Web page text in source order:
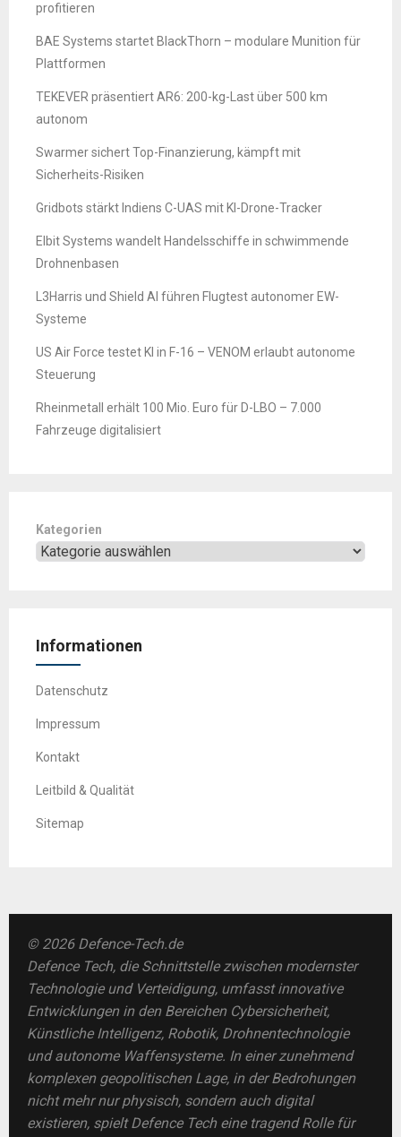
profitieren
BAE Systems startet BlackThorn – modulare Munition für
Plattformen
TEKEVER präsentiert AR6: 200-kg-Last über 500 km
autonom
Swarmer sichert Top-Finanzierung, kämpft mit
Sicherheits-Risiken
Gridbots stärkt Indiens C-UAS mit KI-Drone-Tracker
Elbit Systems wandelt Handelsschiffe in schwimmende
Drohnenbasen
L3Harris und Shield AI führen Flugtest autonomer EW-
Systeme
US Air Force testet KI in F-16 – VENOM erlaubt autonome
Steuerung
Rheinmetall erhält 100 Mio. Euro für D-LBO – 7.000
Fahrzeuge digitalisiert
Kategorien
Informationen
Datenschutz
Impressum
Kontakt
Leitbild & Qualität
Sitemap
© 2026 Defence-Tech.de
Defence Tech, die Schnittstelle zwischen modernster
Technologie und Verteidigung, umfasst innovative
Entwicklungen in den Bereichen Cybersicherheit,
Künstliche Intelligenz, Robotik, Drohnentechnologie
und autonome Waffensysteme. In einer zunehmend
komplexen geopolitischen Lage, in der Bedrohungen
nicht mehr nur physisch, sondern auch digital
existieren, spielt Defence Tech eine tragend Rolle für